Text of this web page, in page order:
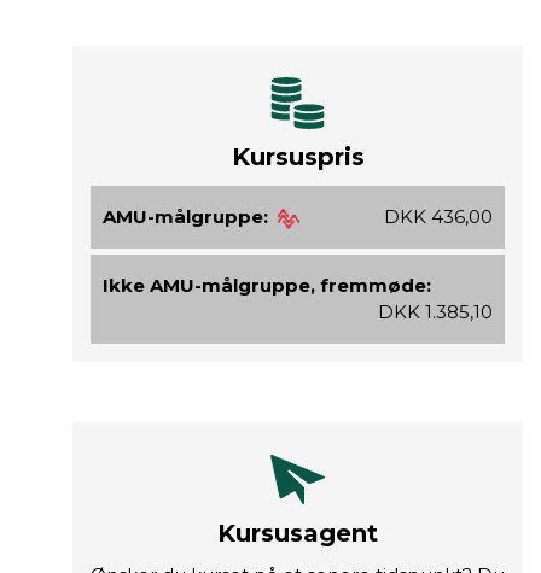
Kursuspris
AMU-målgruppe: DKK 436,00
Ikke AMU-målgruppe, fremmøde:
DKK 1.385,10
Kursusagent